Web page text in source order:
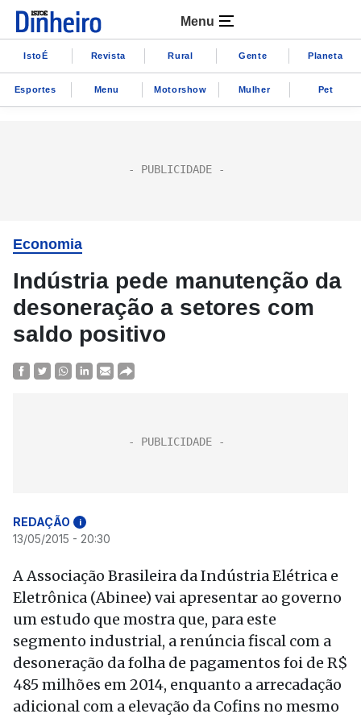
Menu
IstoÉ Revista Rural Gente Planeta
Esportes Menu Motorshow Mulher Pet
Economia
Indústria pede manutenção da
desoneração a setores com
saldo positivo
REDAÇÃO i
13/05/2015 - 20:30
A Associação Brasileira da Indústria Elétrica e
Eletrônica (Abinee) vai apresentar ao governo
um estudo que mostra que, para este
segmento industrial, a renúncia fiscal com a
desoneração da folha de pagamentos foi de R$
485 milhões em 2014, enquanto a arrecadação
adicional com a elevação da Cofins no mesmo